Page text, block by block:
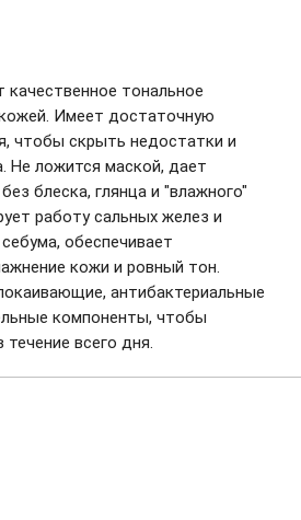
качественное тональное
Имеет достаточную
чтобы скрыть недостатки и
Не ложится маской, дает
блеска, глянца и "влажного"
работу сальных желез и
обеспечивает
кожи и ровный тон.
антибактериальные
компоненты, чтобы
течение всего дня.